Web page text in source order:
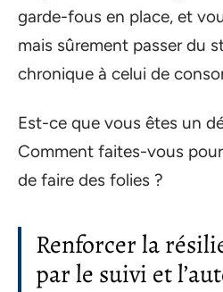
garde-fous en place, et
mais sûrement passer du
chronique à celui de
Est-ce que vous êtes un
Comment faites-vous
de faire des folies ?
Renforcer la
par le suivi et